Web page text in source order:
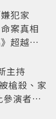
犯家
案真相
超越懸
主持
槍殺、家
演者還